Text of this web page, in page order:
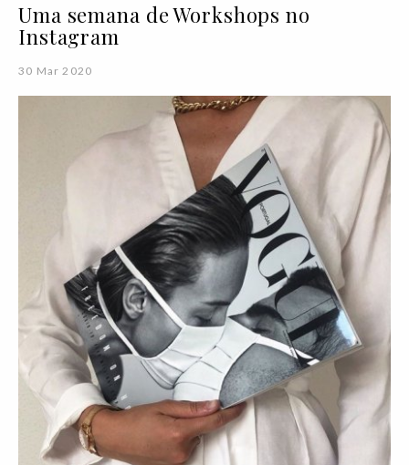
Uma semana de Workshops no
Instagram
30 Mar 2020